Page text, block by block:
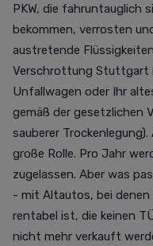
PKW, die fahruntauglich
bekommen, verrosten
austretende
Verschrottung Stuttgart
Unfallwagen oder Ihr
gemäß der gesetzlichen
sauberer
große Rolle. Pro Jahr
zugelassen. Aber was
- mit Altautos, bei
rentabel ist, die keinen
nicht mehr verkauft